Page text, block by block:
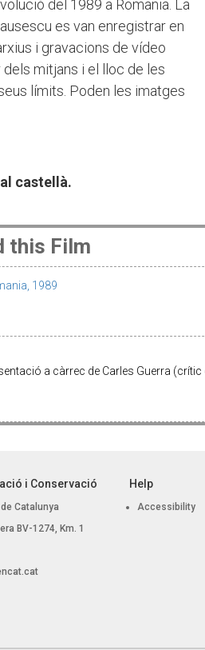
del 1989 a Romania. La
es van enregistrar en
i gravacions de vídeo
dels mitjans i el lloc de les
límits. Poden les imatges
castellà.
this Film
1989
a càrrec de Carles Guerra
i Conservació
Catalunya
BV-1274, Km. 1
Help
Accessibility